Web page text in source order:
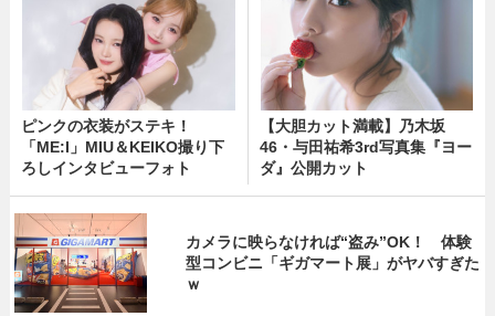
ピンクの衣装がステキ！
「ME:I」MIU＆KEIKO撮り下
ろしインタビューフォト
【大胆カット満載】乃木坂
46・与田祐希3rd写真集『ヨー
ダ』公開カット
カメラに映らなければ“盗み”OK！ 体験
型コンビニ「ギガマート展」がヤバすぎた
ｗ